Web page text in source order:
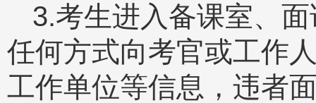
3.考生进入备课室、
任何方式向考官或工作
工作单位等信息，违者